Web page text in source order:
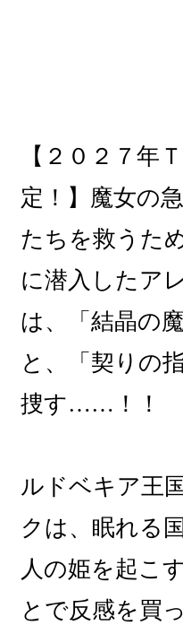
【２０２７年
定！】魔女の
たちを救うた
に潜入したア
は、「結晶の
と、「契りの
捜す……！！
ルドベキア王
クは、眠れる
人の姫を起こ
とで反感を買